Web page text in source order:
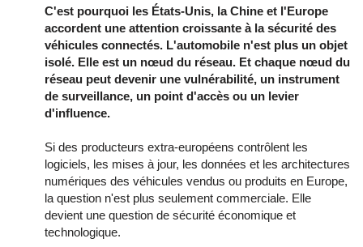
C'est pourquoi les États-Unis, la Chine et l'Europe
accordent une attention croissante à la sécurité des
véhicules connectés. L'automobile n'est plus un objet
isolé. Elle est un nœud du réseau. Et chaque nœud du
réseau peut devenir une vulnérabilité, un instrument
de surveillance, un point d'accès ou un levier
d'influence.
Si des producteurs extra-européens contrôlent les
logiciels, les mises à jour, les données et les architectures
numériques des véhicules vendus ou produits en Europe,
la question n'est plus seulement commerciale. Elle
devient une question de sécurité économique et
technologique.